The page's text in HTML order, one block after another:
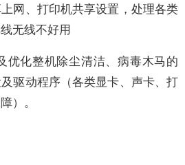
网、打印机共享设置，处理各类
无线不好用
优化整机除尘清洁、病毒木马的
驱动程序（各类显卡、声卡、打
）。